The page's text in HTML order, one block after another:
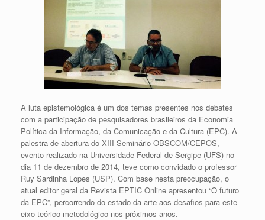
A luta epistemológica é um dos temas presentes nos debates
com a participação de pesquisadores brasileiros da Economia
Política da Informação, da Comunicação e da Cultura (EPC). A
palestra de abertura do XIII Seminário OBSCOM/CEPOS,
evento realizado na Universidade Federal de Sergipe (UFS) no
dia 11 de dezembro de 2014, teve como convidado o professor
Ruy Sardinha Lopes (USP). Com base nesta preocupação, o
atual editor geral da Revista EPTIC Online apresentou “O futuro
da EPC”, percorrendo do estado da arte aos desafios para este
eixo teórico-metodológico nos próximos anos.